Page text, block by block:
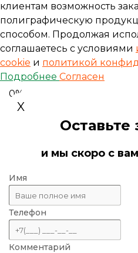
клиентам возможность
полиграфическую
способом. Продолжая
соглашаетесь с условиями
cookie и политикой
Подробнее Согласен
0%
X
Оставьте
и мы скоро с
Имя
Телефон
Комментарий